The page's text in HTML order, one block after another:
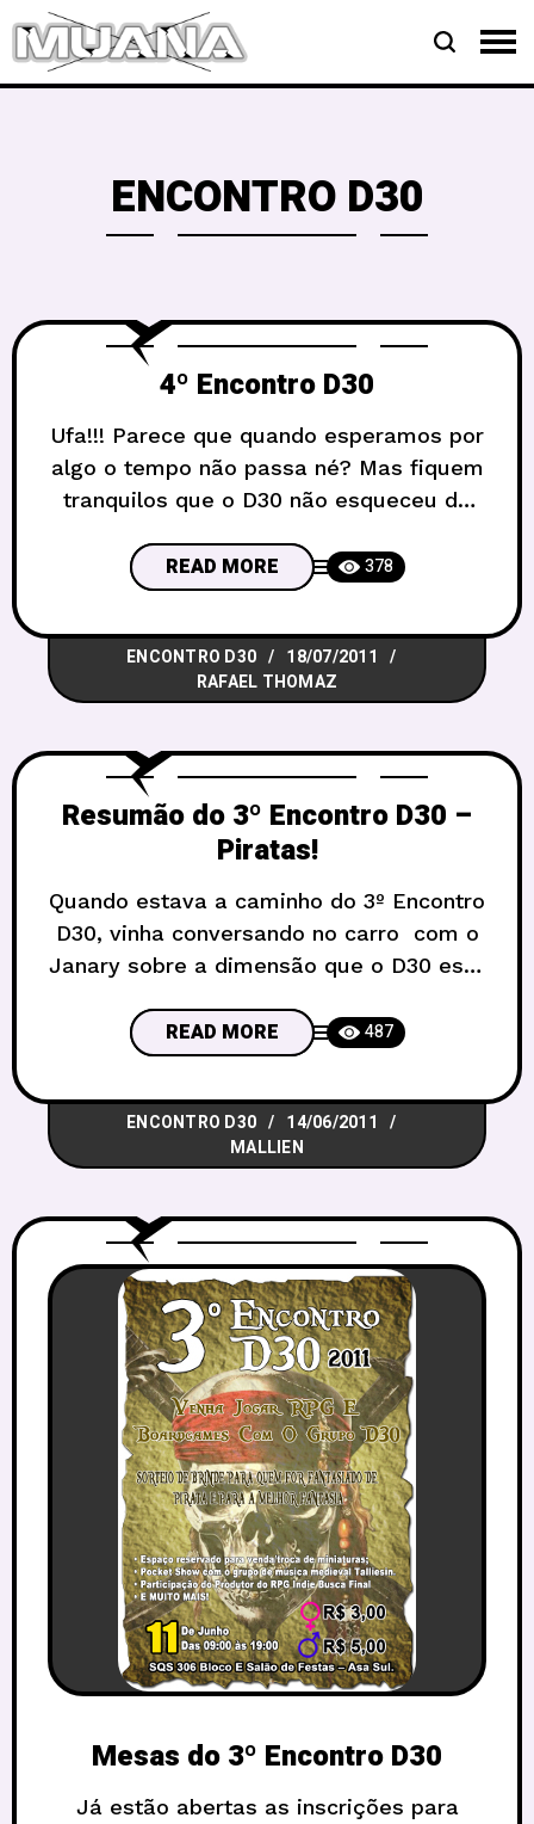
ENCONTRO D30
4º Encontro D30
Ufa!!! Parece que quando esperamos por
algo o tempo não passa né? Mas fiquem
tranquilos que o D30 não esqueceu de
acontecerá o nosso 4º Encontro D30
deste ano. O encontro será realizado no
mesmo local dos encontro anteriores, na
SQS 306 Bloco E Salão de Festas –
READ MORE 378
ENCONTRO D30
18/07/2011
RAFAEL THOMAZ
Resumão do 3º Encontro D30 –
Piratas!
Quando estava a caminho do 3º Encontro
D30, vinha conversando no carro com o
Janary sobre a dimensão que o D30 está
Brasília. Pode parecer piegas, mas
realmente estamos surpresos com a
forma como tudo está acontecendo. O
próprio Rafael fez um post no VortexRPG
nessa segunda sobre o Balanço
READ MORE 487
ENCONTRO D30
14/06/2011
MALLIEN
Mesas do 3º Encontro D30
Já estão abertas as inscrições para